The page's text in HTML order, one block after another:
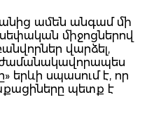
ամեն անգամ մի
միջոցներով
վարձել,
երևի սպասում է, որ
պետք է